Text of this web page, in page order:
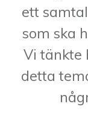
ett
som ska
Vi tänkte
detta